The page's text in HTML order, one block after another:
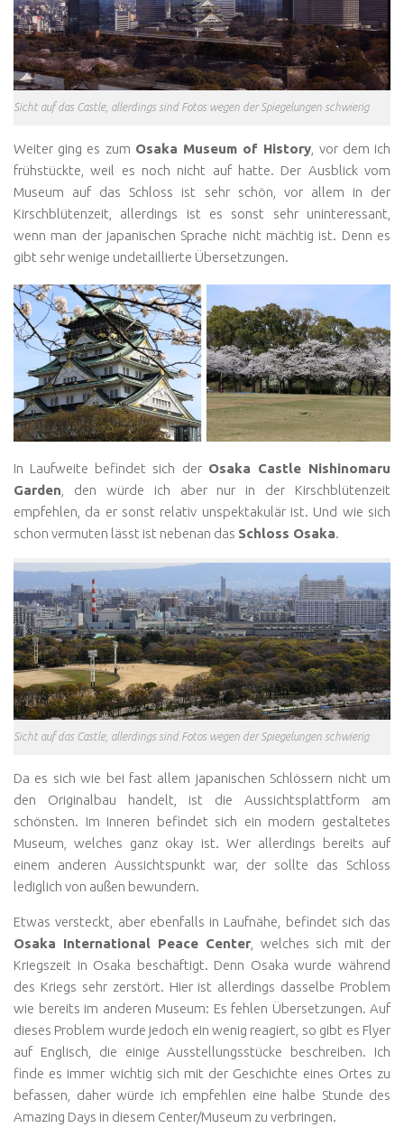
Sicht auf das Castle, allerdings sind Fotos wegen der Spiegelungen schwierig
Weiter ging es zum Osaka Museum of History , vor dem ich
frühstückte, weil es noch nicht auf hatte. Der Ausblick vom
Museum auf das Schloss ist sehr schön, vor allem in der
Kirschblütenzeit, allerdings ist es sonst sehr uninteressant,
wenn man der japanischen Sprache nicht mächtig ist. Denn es
gibt sehr wenige undetaillierte Übersetzungen.
In Laufweite befindet sich der Osaka Castle Nishinomaru
Garden , den würde ich aber nur in der Kirschblütenzeit
empfehlen, da er sonst relativ unspektakulär ist. Und wie sich
schon vermuten lässt ist nebenan das Schloss Osaka.
Sicht auf das Castle, allerdings sind Fotos wegen der Spiegelungen schwierig
Da es sich wie bei fast allem japanischen Schlössern nicht um
den Originalbau handelt, ist die Aussichtsplattform am
schönsten. Im Inneren befindet sich ein modern gestaltetes
Museum, welches ganz okay ist. Wer allerdings bereits auf
einem anderen Aussichtspunkt war, der sollte das Schloss
lediglich von außen bewundern.
Etwas versteckt, aber ebenfalls in Laufnähe, befindet sich das
Osaka International Peace Center, welches sich mit der
Kriegszeit in Osaka beschäftigt. Denn Osaka wurde während
des Kriegs sehr zerstört. Hier ist allerdings dasselbe Problem
wie bereits im anderen Museum: Es fehlen Übersetzungen. Auf
dieses Problem wurde jedoch ein wenig reagiert, so gibt es Flyer
auf Englisch, die einige Ausstellungsstücke beschreiben. Ich
finde es immer wichtig sich mit der Geschichte eines Ortes zu
befassen, daher würde ich empfehlen eine halbe Stunde des
Amazing Days in diesem Center/Museum zu verbringen.